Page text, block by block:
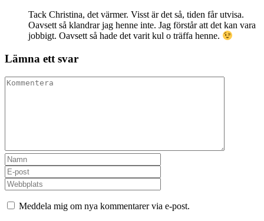
Tack Christina, det värmer. Visst är det så, tiden får utvisa.
Oavsett så klandrar jag henne inte. Jag förstår att det kan vara
jobbigt. Oavsett så hade det varit kul o träffa henne.
Lämna ett svar
Meddela mig om nya kommentarer via e-post.